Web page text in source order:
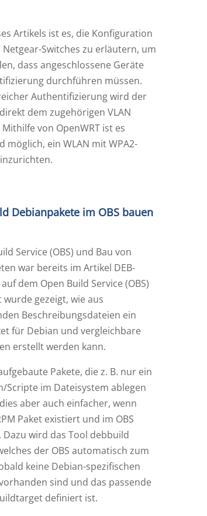
Artikels ist es, die Konfiguration
Netgear-Switches zu erläutern, um
dass angeschlossene Geräte
durchführen müssen.
Authentifizierung wird der
dem zugehörigen VLAN
von OpenWRT ist es
möglich, ein WLAN mit WPA2-
Debianpakete im OBS bauen
Service (OBS) und Bau von
war bereits im Artikel DEB-
dem Open Build Service (OBS)
gezeigt, wie aus
Beschreibungsdateien ein
für Debian und vergleichbare
erstellt werden kann.
Pakete, die z. B. nur ein
Scripte im Dateisystem ablegen
aber auch einfacher, wenn
Paket existiert und im OBS
wird das Tool debbuild
der OBS automatisch zum
keine Debian-spezifischen
sind und das passende
definiert ist.